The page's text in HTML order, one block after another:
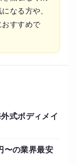
なる方や、
おすすめで
式ボディメイ
〜の業界最安